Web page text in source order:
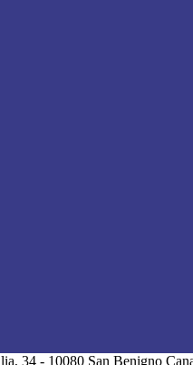
34 - 10080 San Benigno